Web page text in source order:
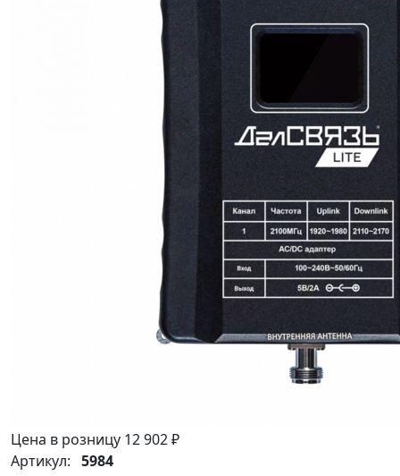
Цена в розницу 12 902 ₽
Артикул: 5984